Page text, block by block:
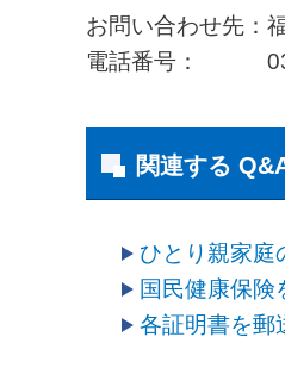
お問い合わせ先：
電話番号： 03-
関連する
ひとり親家庭
国民健康保険
各証明書を郵